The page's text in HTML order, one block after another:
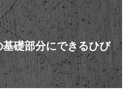
礎部分にできるひび